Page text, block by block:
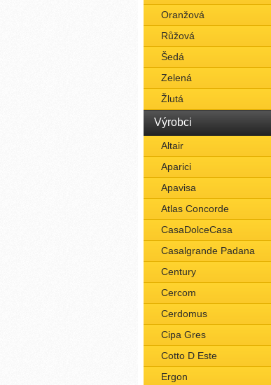
Oranžová
Růžová
Šedá
Zelená
Žlutá
Výrobci
Altair
Aparici
Apavisa
Atlas Concorde
CasaDolceCasa
Casalgrande Padana
Century
Cercom
Cerdomus
Cipa Gres
Cotto D Este
Ergon